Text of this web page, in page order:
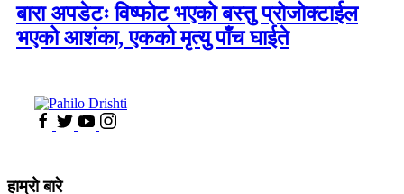
बारा अपडेटः विष्फोट भएको बस्तु प्रोजोक्टाईल
भएको आशंका, एकको मृत्यु पाँच घाईते
हाम्रो बारे